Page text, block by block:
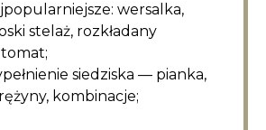
wersalka,
stelaż, rozkładany
siedziska — pianka,
kombinacje;